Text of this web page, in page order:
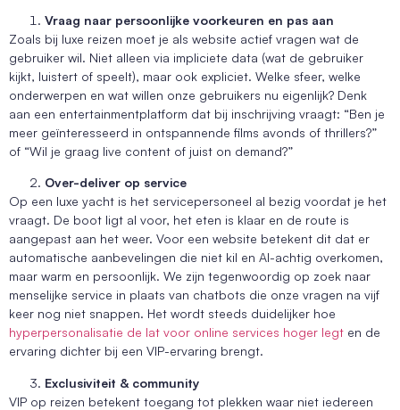
Vraag naar persoonlijke voorkeuren en pas aan
Zoals bij luxe reizen moet je als website actief vragen wat de
gebruiker wil. Niet alleen via impliciete data (wat de gebruiker
kijkt, luistert of speelt), maar ook expliciet. Welke sfeer, welke
onderwerpen en wat willen onze gebruikers nu eigenlijk? Denk
aan een entertainmentplatform dat bij inschrijving vraagt: “Ben je
meer geïnteresseerd in ontspannende films avonds of thrillers?”
of “Wil je graag live content of juist on demand?”
Over-deliver op service
Op een luxe yacht is het servicepersoneel al bezig voordat je het
vraagt. De boot ligt al voor, het eten is klaar en de route is
aangepast aan het weer. Voor een website betekent dit dat er
automatische aanbevelingen die niet kil en AI-achtig overkomen,
maar warm en persoonlijk. We zijn tegenwoordig op zoek naar
menselijke service in plaats van chatbots die onze vragen na vijf
keer nog niet snappen. Het wordt steeds duidelijker hoe
hyperpersonalisatie de lat voor online services hoger legt en de
ervaring dichter bij een VIP-ervaring brengt.
Exclusiviteit & community
VIP op reizen betekent toegang tot plekken waar niet iedereen